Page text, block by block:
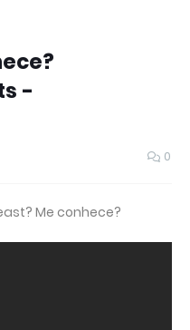
-
0
Me conhece?